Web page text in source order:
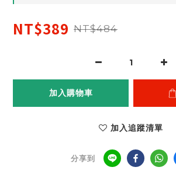
NT$389 NT$484
加入購物車
加入追蹤清單
分享到